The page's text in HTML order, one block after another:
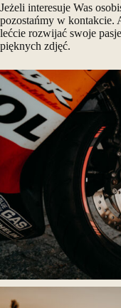
Jeżeli interesuje Was
pozostańmy w kontakcie.
lećcie rozwijać swoje
pięknych zdjęć.